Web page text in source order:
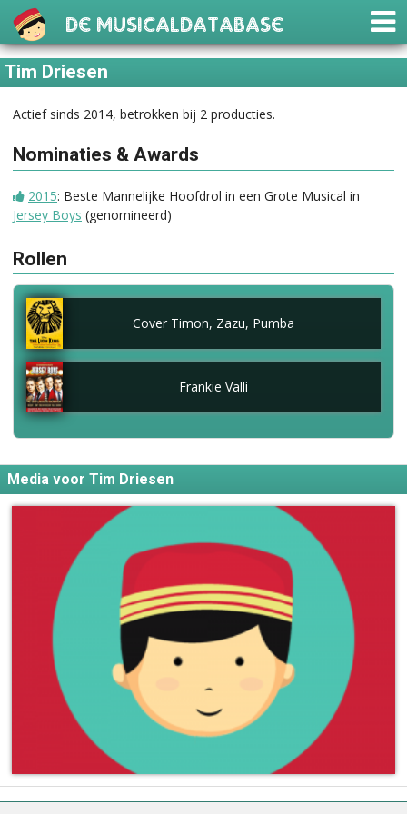
De Musicaldatabase
Tim Driesen
Actief sinds 2014, betrokken bij 2 producties.
Nominaties & Awards
2015: Beste Mannelijke Hoofdrol in een Grote Musical in
Jersey Boys (genomineerd)
Rollen
Cover Timon, Zazu, Pumba
Frankie Valli
Media voor Tim Driesen